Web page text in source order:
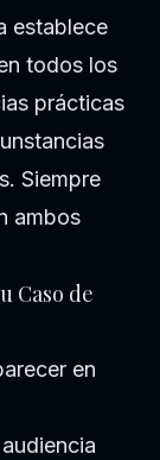
establece
todos los
prácticas
Siempre
ambos
Caso de
en